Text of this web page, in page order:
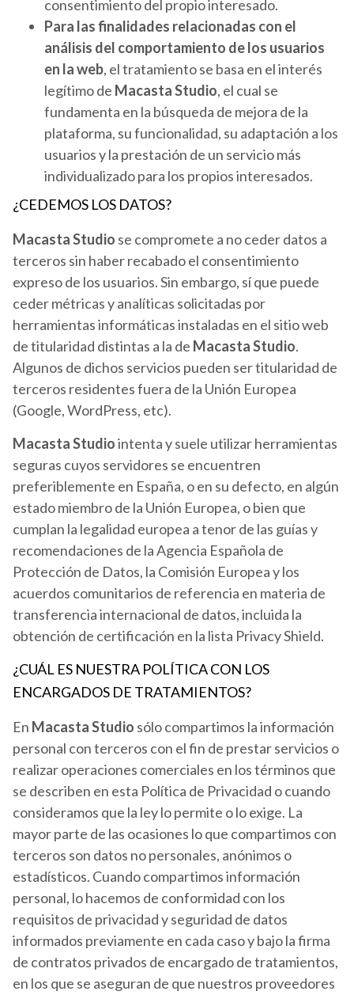
consentimiento del propio interesado.
Para las finalidades relacionadas con el
análisis del comportamiento de los usuarios
en la web, el tratamiento se basa en el interés
legítimo de Macasta Studio, el cual se
fundamenta en la búsqueda de mejora de la
plataforma, su funcionalidad, su adaptación a los
usuarios y la prestación de un servicio más
individualizado para los propios interesados.
¿CEDEMOS LOS DATOS?
Macasta Studio se compromete a no ceder datos a
terceros sin haber recabado el consentimiento
expreso de los usuarios. Sin embargo, sí que puede
ceder métricas y analíticas solicitadas por
herramientas informáticas instaladas en el sitio web
de titularidad distintas a la de Macasta Studio.
Algunos de dichos servicios pueden ser titularidad de
terceros residentes fuera de la Unión Europea
(Google, WordPress, etc).
Macasta Studiointenta y suele utilizar herramientas
seguras cuyos servidores se encuentren
preferiblemente en España, o en su defecto, en algún
estado miembro de la Unión Europea, o bien que
cumplan la legalidad europea a tenor de las guías y
recomendaciones de la Agencia Española de
Protección de Datos, la Comisión Europea y los
acuerdos comunitarios de referencia en materia de
transferencia internacional de datos, incluida la
obtención de certificación en la lista Privacy Shield.
¿CUÁL ES NUESTRA POLÍTICA CON LOS
ENCARGADOS DE TRATAMIENTOS?
En Macasta Studio sólo compartimos la información
personal con terceros con el fin de prestar servicios o
realizar operaciones comerciales en los términos que
se describen en esta Política de Privacidad o cuando
consideramos que la ley lo permite o lo exige. La
mayor parte de las ocasiones lo que compartimos con
terceros son datos no personales, anónimos o
estadísticos. Cuando compartimos información
personal, lo hacemos de conformidad con los
requisitos de privacidad y seguridad de datos
informados previamente en cada caso y bajo la firma
de contratos privados de encargado de tratamientos,
en los que se aseguran de que nuestros proveedores